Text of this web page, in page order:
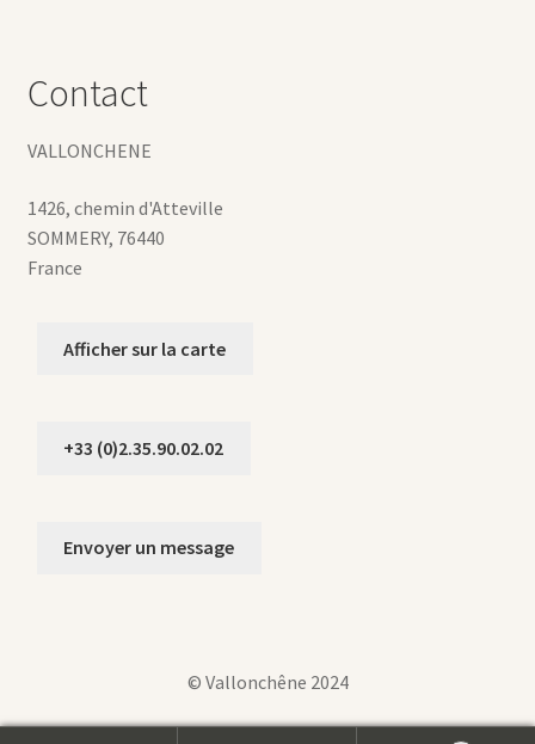
Contact
VALLONCHENE
1426, chemin d'Atteville
SOMMERY, 76440
France
Afficher sur la carte
+33 (0)2.35.90.02.02
Envoyer un message
© Vallonchêne 2024